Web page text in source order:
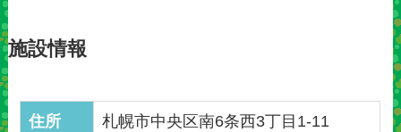
施設情報
住所 札幌市中央区南6条西3丁目1-11